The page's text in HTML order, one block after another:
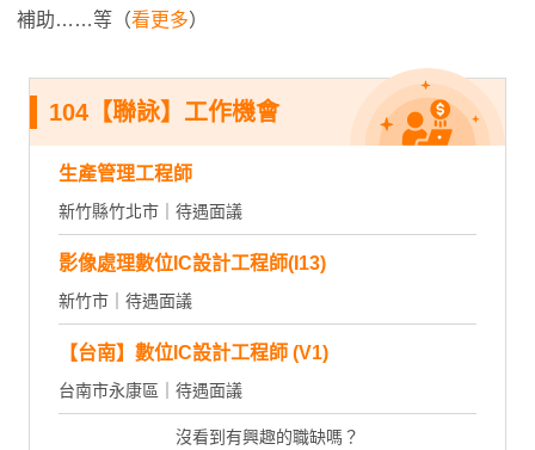
補助……等（看更多）
104【聯詠】工作機會
生產管理工程師
新竹縣竹北市｜待遇面議
影像處理數位IC設計工程師(I13)
新竹市｜待遇面議
【台南】數位IC設計工程師 (V1)
台南市永康區｜待遇面議
沒看到有興趣的職缺嗎？